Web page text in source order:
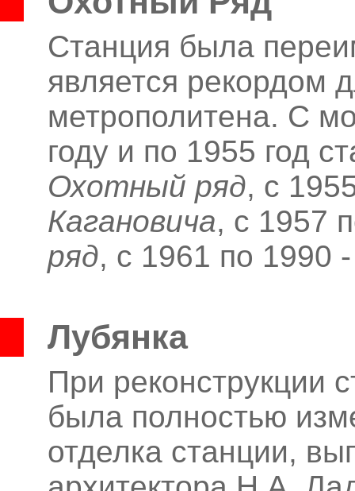
Станция была
является рекордом
метрополитена. С
году и по 1955 год
Охотный ряд, с
Кагановича, с 1957
ряд, с 1961 по 1990
Лубянка
При реконструкции
была полностью
отделка станции,